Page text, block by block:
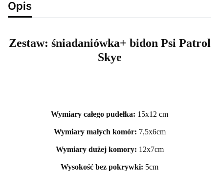
Opis
Zestaw: śniadaniówka+ bidon Psi Patrol
Skye
Wymiary całego pudełka: 15x12 cm
Wymiary małych komór: 7,5x6cm
Wymiary dużej komory: 12x7cm
Wysokość bez pokrywki: 5cm